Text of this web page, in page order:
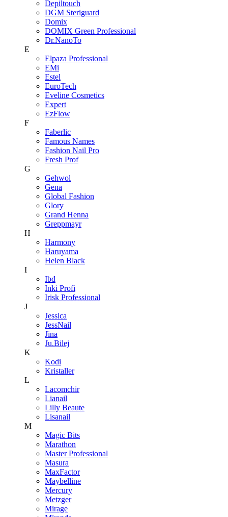
Depiltouch
DGM Steriguard
Domix
DOMIX Green Professional
Dr.NanoTo
E
Elpaza Professional
EMi
Estel
EuroTech
Eveline Cosmetics
Expert
EzFlow
F
Faberlic
Famous Names
Fashion Nail Pro
Fresh Prof
G
Gehwol
Gena
Global Fashion
Glory
Grand Henna
Greppmayr
H
Harmony
Haruyama
Helen Black
I
Ibd
Inki Profi
Irisk Professional
J
Jessica
JessNail
Jina
Ju.Bilej
K
Kodi
Kristaller
L
Lacomchir
Lianail
Lilly Beaute
Lisanail
M
Magic Bits
Marathon
Master Professional
Masura
MaxFactor
Maybelline
Mercury
Metzger
Mirage